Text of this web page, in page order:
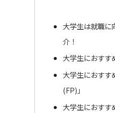
大学生は就職に
介！
大学生におすす
大学生におすす
(FP)」
大学生におすす